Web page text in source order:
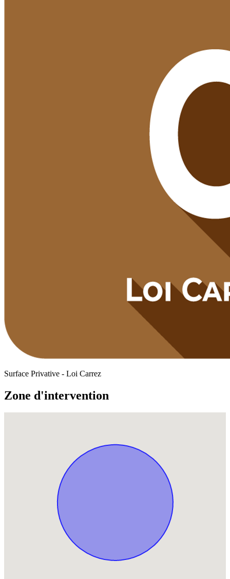
Surface Privative - Loi Carrez
Zone d'intervention